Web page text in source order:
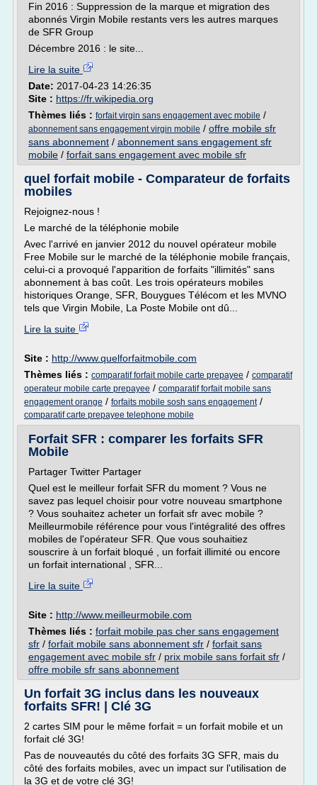
Fin 2016 : Suppression de la marque et migration des
abonnés Virgin Mobile restants vers les autres marques
de SFR Group
Décembre 2016 : le site...
Lire la suite
Date: 2017-04-23 14:26:35
Site : https://fr.wikipedia.org
Thèmes liés : forfait virgin sans engagement avec mobile /
abonnement sans engagement virgin mobile / offre mobile sfr
sans abonnement / abonnement sans engagement sfr
mobile / forfait sans engagement avec mobile sfr
quel forfait mobile - Comparateur de forfaits
mobiles
Rejoignez-nous !
Le marché de la téléphonie mobile
Avec l'arrivé en janvier 2012 du nouvel opérateur mobile
Free Mobile sur le marché de la téléphonie mobile français,
celui-ci a provoqué l'apparition de forfaits "illimités" sans
abonnement à bas coût. Les trois opérateurs mobiles
historiques Orange, SFR, Bouygues Télécom et les MVNO
tels que Virgin Mobile, La Poste Mobile ont dû...
Lire la suite
Site : http://www.quelforfaitmobile.com
Thèmes liés : comparatif forfait mobile carte prepayee / comparatif
operateur mobile carte prepayee / comparatif forfait mobile sans
engagement orange / forfaits mobile sosh sans engagement/
comparatif carte prepayee telephone mobile
Forfait SFR : comparer les forfaits SFR
Mobile
Partager Twitter Partager
Quel est le meilleur forfait SFR du moment ? Vous ne
savez pas lequel choisir pour votre nouveau smartphone
? Vous souhaitez acheter un forfait sfr avec mobile ?
Meilleurmobile référence pour vous l'intégralité des offres
mobiles de l'opérateur SFR. Que vous souhaitiez
souscrire à un forfait bloqué , un forfait illimité ou encore
un forfait international , SFR...
Lire la suite
Site : http://www.meilleurmobile.com
Thèmes liés : forfait mobile pas cher sans engagement
sfr / forfait mobile sans abonnement sfr / forfait sans
engagement avec mobile sfr / prix mobile sans forfait sfr /
offre mobile sfr sans abonnement
Un forfait 3G inclus dans les nouveaux
forfaits SFR! | Clé 3G
2 cartes SIM pour le même forfait = un forfait mobile et un
forfait clé 3G!
Pas de nouveautés du côté des forfaits 3G SFR, mais du
côté des forfaits mobiles, avec un impact sur l'utilisation de
la 3G et de votre clé 3G!